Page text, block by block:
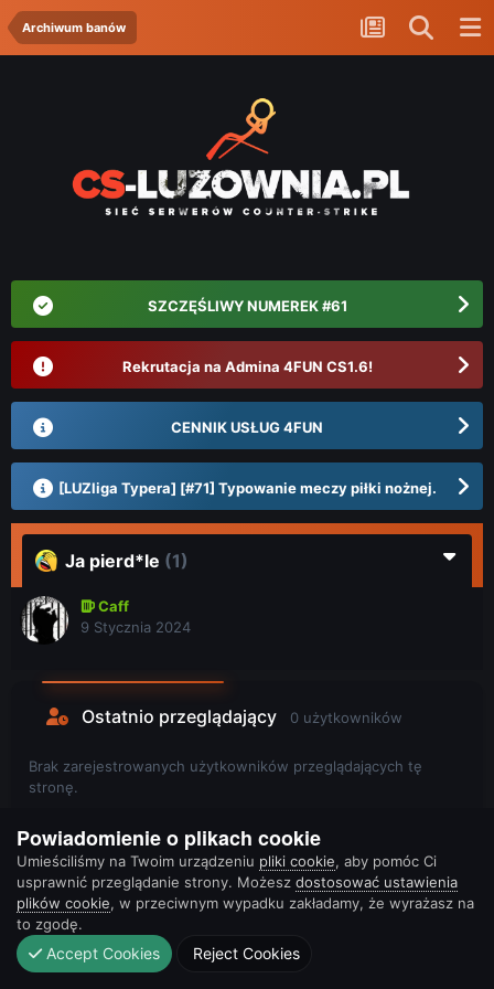
Archiwum banów
SZCZĘŚLIWY NUMEREK #61
Rekrutacja na Admina 4FUN CS1.6!
CENNIK USŁUG 4FUN
[LUZliga Typera] [#71] Typowanie meczy piłki nożnej.
Ja pierd*le (1)
Caff
9 Stycznia 2024
Ostatnio przeglądający 0 użytkowników
Brak zarejestrowanych użytkowników przeglądających tę
stronę.
Powiadomienie o plikach cookie
Umieściliśmy na Twoim urządzeniu pliki cookie, aby pomóc Ci
usprawnić przeglądanie strony. Możesz dostosować ustawienia
plików cookie, w przeciwnym wypadku zakładamy, że wyrażasz na
to zgodę.
Accept Cookies Reject Cookies